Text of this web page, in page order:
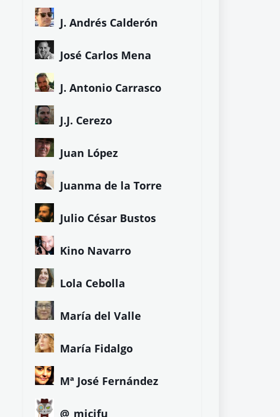
J. Andrés Calderón
José Carlos Mena
J. Antonio Carrasco
J.J. Cerezo
Juan López
Juanma de la Torre
Julio César Bustos
Kino Navarro
Lola Cebolla
María del Valle
María Fidalgo
Mª José Fernández
@_micifu_